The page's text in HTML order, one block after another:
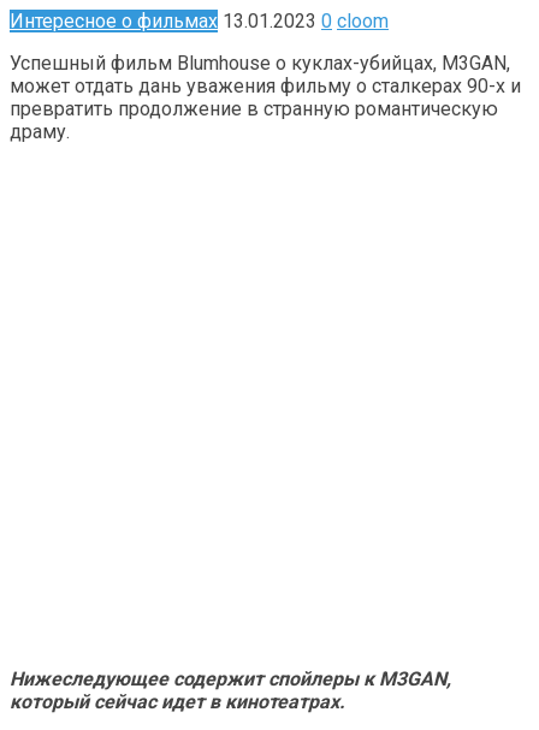
Интересное о фильмах 13.01.2023 0 cloom
Успешный фильм Blumhouse о куклах-убийцах, M3GAN,
может отдать дань уважения фильму о сталкерах 90-х и
превратить продолжение в странную романтическую
драму.
Нижеследующее содержит спойлеры к M3GAN,
который сейчас идет в кинотеатрах.